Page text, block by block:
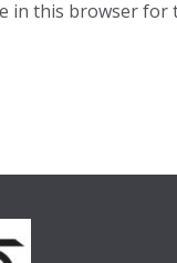
in this browser for